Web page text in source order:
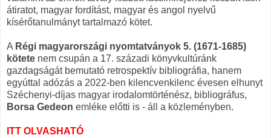
átiratot, magyar fordítást, magyar és angol nyelvű
kísérőtanulmányt tartalmazó kötet.
A Régi magyarországi nyomtatványok 5. (1671-1685)
kötete nem csupán a 17. századi könyvkultúránk
gazdagságát bemutató retrospektív bibliográfia, hanem
egyúttal adózás a 2022-ben kilencvenkilenc évesen elhunyt
Széchenyi-díjas magyar irodalomtörténész, bibliográfus,
Borsa Gedeon emléke előtti is - áll a közleményben.
ITT OLVASHATÓ